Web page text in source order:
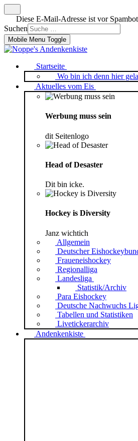
Diese E-Mail-Adresse ist vor
Suchen
Mobile Menu Toggle
Startseite
Wo bin ich denn hier
Aktuelles vom Eis
Werbung muss sein
dit Seitenlogo
Head of Desaster
Dit bin icke.
Hockey is Diversity
Janz wichtich
Allgemein
Deutscher
Fraueneishockey
Regionalliga
Landesliga
Statistik/Archiv
Para Eishockey
Deutsche Nachwuchs
Tabellen und Statistiken
Livetickerarchiv
Andenkenkiste